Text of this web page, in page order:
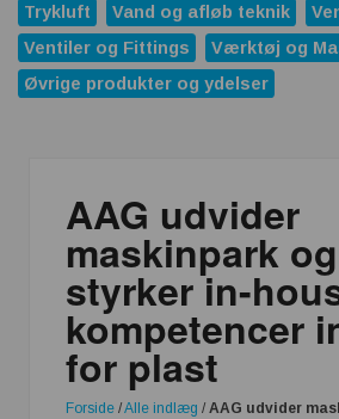
Trykluft
Vand og afløb teknik
Ventiler og Fittings
Værktøj og
Øvrige produkter og ydelser
AAG udvider
maskinpark og
styrker in-
kompetencer
for plast
Forside /Alle indlæg / AAG udvider